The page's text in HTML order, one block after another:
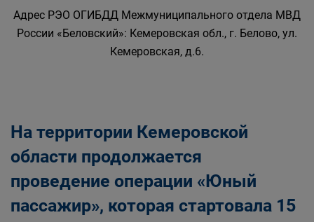
Адрес РЭО ОГИБДД Межмуниципального отдела МВД
России «Беловский»: Кемеровская обл., г. Белово, ул.
Кемеровская, д.6.
На территории Кемеровской
области продолжается
проведение операции «Юный
пассажир», которая стартовала 15